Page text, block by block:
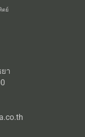
ตย์
า